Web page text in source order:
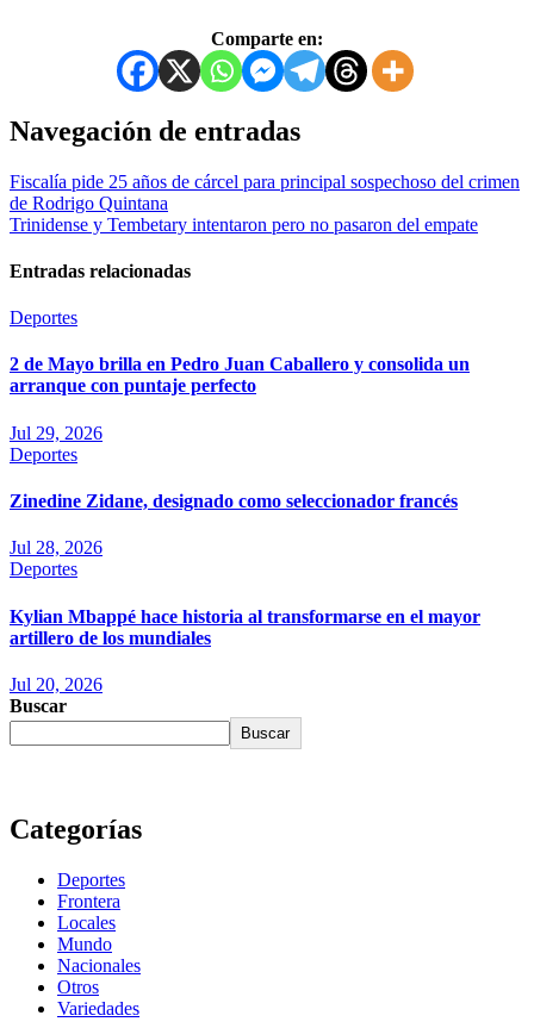
Comparte en:
Navegación de entradas
Fiscalía pide 25 años de cárcel para principal sospechoso del crimen
de Rodrigo Quintana
Trinidense y Tembetary intentaron pero no pasaron del empate
Entradas relacionadas
Deportes
2 de Mayo brilla en Pedro Juan Caballero y consolida un
arranque con puntaje perfecto
Jul 29, 2026
Deportes
Zinedine Zidane, designado como seleccionador francés
Jul 28, 2026
Deportes
Kylian Mbappé hace historia al transformarse en el mayor
artillero de los mundiales
Jul 20, 2026
Buscar
Buscar
Categorías
Deportes
Frontera
Locales
Mundo
Nacionales
Otros
Variedades